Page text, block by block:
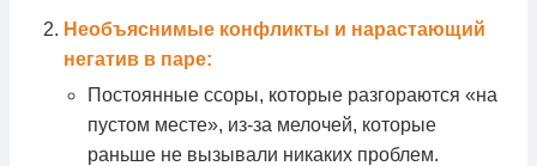
Необъяснимые конфликты и нарастающий
негатив в паре:
Постоянные ссоры, которые разгораются «на
пустом месте», из-за мелочей, которые
раньше не вызывали никаких проблем.